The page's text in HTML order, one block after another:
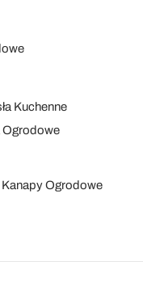
Kuchenne
Ogrodowe
Kanapy Ogrodowe